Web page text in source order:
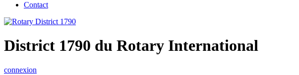
Contact
District 1790 du Rotary International
connexion